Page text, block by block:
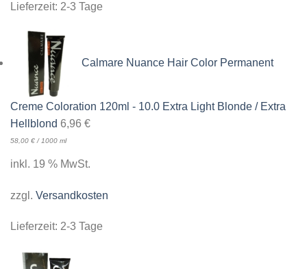
Lieferzeit: 2-3 Tage
Calmare Nuance Hair Color Permanent
Creme Coloration 120ml - 10.0 Extra Light Blonde / Extra
Hellblond 6,96 €
58,00 € / 1000 ml
inkl. 19 % MwSt.
zzgl. Versandkosten
Lieferzeit: 2-3 Tage